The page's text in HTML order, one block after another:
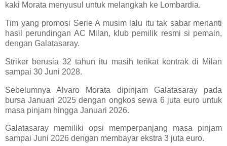
kaki Morata menyusul untuk melangkah ke Lombardia.
Tim yang promosi Serie A musim lalu itu tak sabar menanti
hasil perundingan AC Milan, klub pemilik resmi si pemain,
dengan Galatasaray.
Striker berusia 32 tahun itu masih terikat kontrak di Milan
sampai 30 Juni 2028.
Sebelumnya Alvaro Morata dipinjam Galatasaray pada
bursa Januari 2025 dengan ongkos sewa 6 juta euro untuk
masa pinjam hingga Januari 2026.
Galatasaray memiliki opsi memperpanjang masa pinjam
sampai Juni 2026 dengan membayar ekstra 3 juta euro.